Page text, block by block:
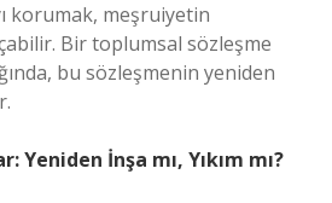
korumak, meşruiyetin
Bir toplumsal sözleşme
bu sözleşmenin yeniden
Yeniden İnşa mı, Yıkım mı?